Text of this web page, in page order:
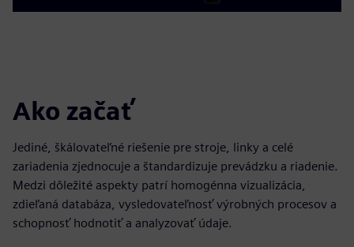
Ako začať
Jediné, škálovateľné riešenie pre stroje, linky a celé
zariadenia zjednocuje a štandardizuje prevádzku a riadenie.
Medzi dôležité aspekty patrí homogénna vizualizácia,
zdieľaná databáza, vysledovateľnosť výrobných procesov a
schopnosť hodnotiť a analyzovať údaje.